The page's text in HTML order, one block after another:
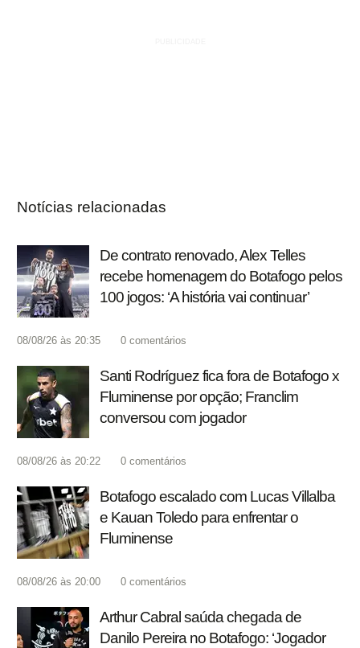
Notícias relacionadas
De contrato renovado, Alex Telles
recebe homenagem do Botafogo pelos
100 jogos: ‘A história vai continuar’
08/08/26 às 20:35 0 comentários
Santi Rodríguez fica fora de Botafogo x
Fluminense por opção; Franclim
conversou com jogador
08/08/26 às 20:22 0 comentários
Botafogo escalado com Lucas Villalba
e Kauan Toledo para enfrentar o
Fluminense
08/08/26 às 20:00 0 comentários
Arthur Cabral saúda chegada de
Danilo Pereira no Botafogo: ‘Jogador